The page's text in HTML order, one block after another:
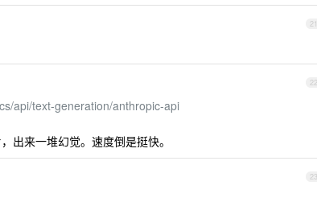
21
22
api/text-generation/anthropic-api
出来一堆幻觉。速度倒是挺快。
23